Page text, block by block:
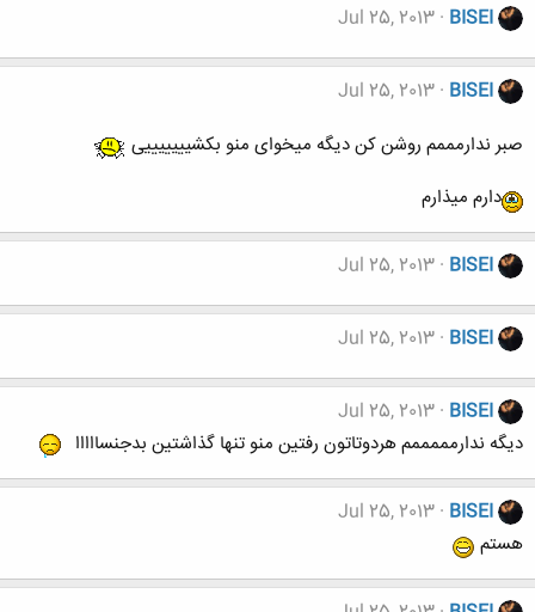
BISEI
Jul 25, 2013
BISEI
Jul 25, 2013
صبر ندارمممم روشن کن دیگه میخوای منو بکشیییییییی
دارم میذارم
BISEI
Jul 25, 2013
BISEI
Jul 25, 2013
BISEI
Jul 25, 2013
دیگه ندارمممممم هردوتاتون رفتین منو تنها گذاشتین بدجنسااااا
BISEI
Jul 25, 2013
هستم